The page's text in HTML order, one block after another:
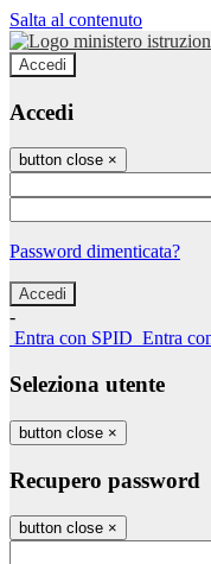
Salta al contenuto
Accedi
Accedi
button close ×
Password dimenticata?
-
Entra con SPID Entra
Seleziona utente
button close ×
Recupero password
button close ×